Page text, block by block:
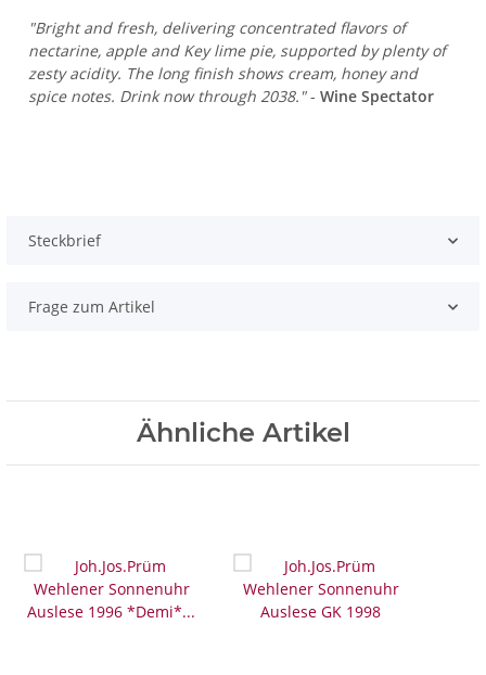
"Bright and fresh, delivering concentrated flavors of
nectarine, apple and Key lime pie, supported by plenty of
zesty acidity. The long finish shows cream, honey and
spice notes. Drink now through 2038."-Wine Spectator
Steckbrief
Frage zum Artikel
Ähnliche Artikel